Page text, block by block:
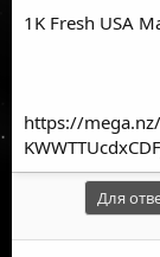
1K Fresh USA
https://
Для